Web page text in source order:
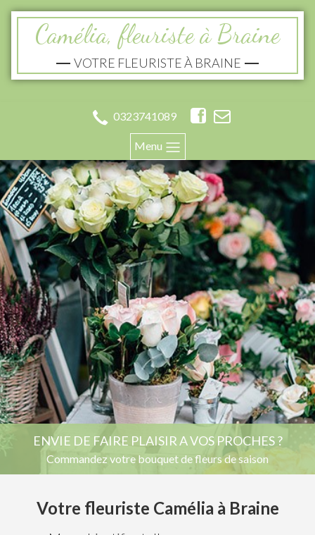
Camélia, fleuriste à Braine
VOTRE FLEURISTE À BRAINE
0323741089
Menu
ENVIE DE FAIRE PLAISIR A VOS PROCHES ?
Commandez votre bouquet de fleurs de saison
Votre fleuriste Camélia à Braine